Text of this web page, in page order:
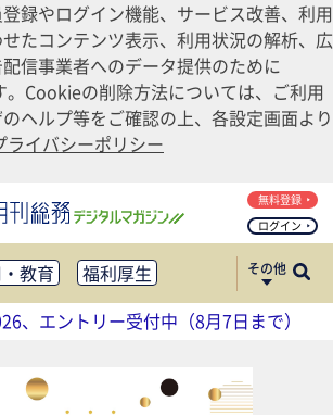
録やログイン機能、サービス改善、利用
たコンテンツ表示、利用状況の解析、広
信事業者へのデータ提供のために
Cookieの削除方法については、ご利用
ヘルプ等をご確認の上、各設定画面より
ライバシーポリシー
ログイン
無料登録
教育
福利厚生
改革
アンス
・BCP
その他
、エントリー受付中（8月7日まで）